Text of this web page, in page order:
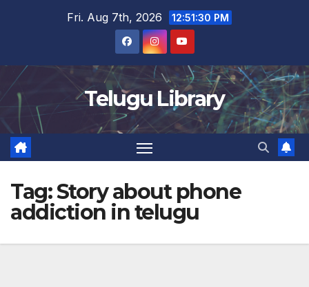
Fri. Aug 7th, 2026 12:51:31 PM
Telugu Library
Tag:Story about phone
addiction in telugu